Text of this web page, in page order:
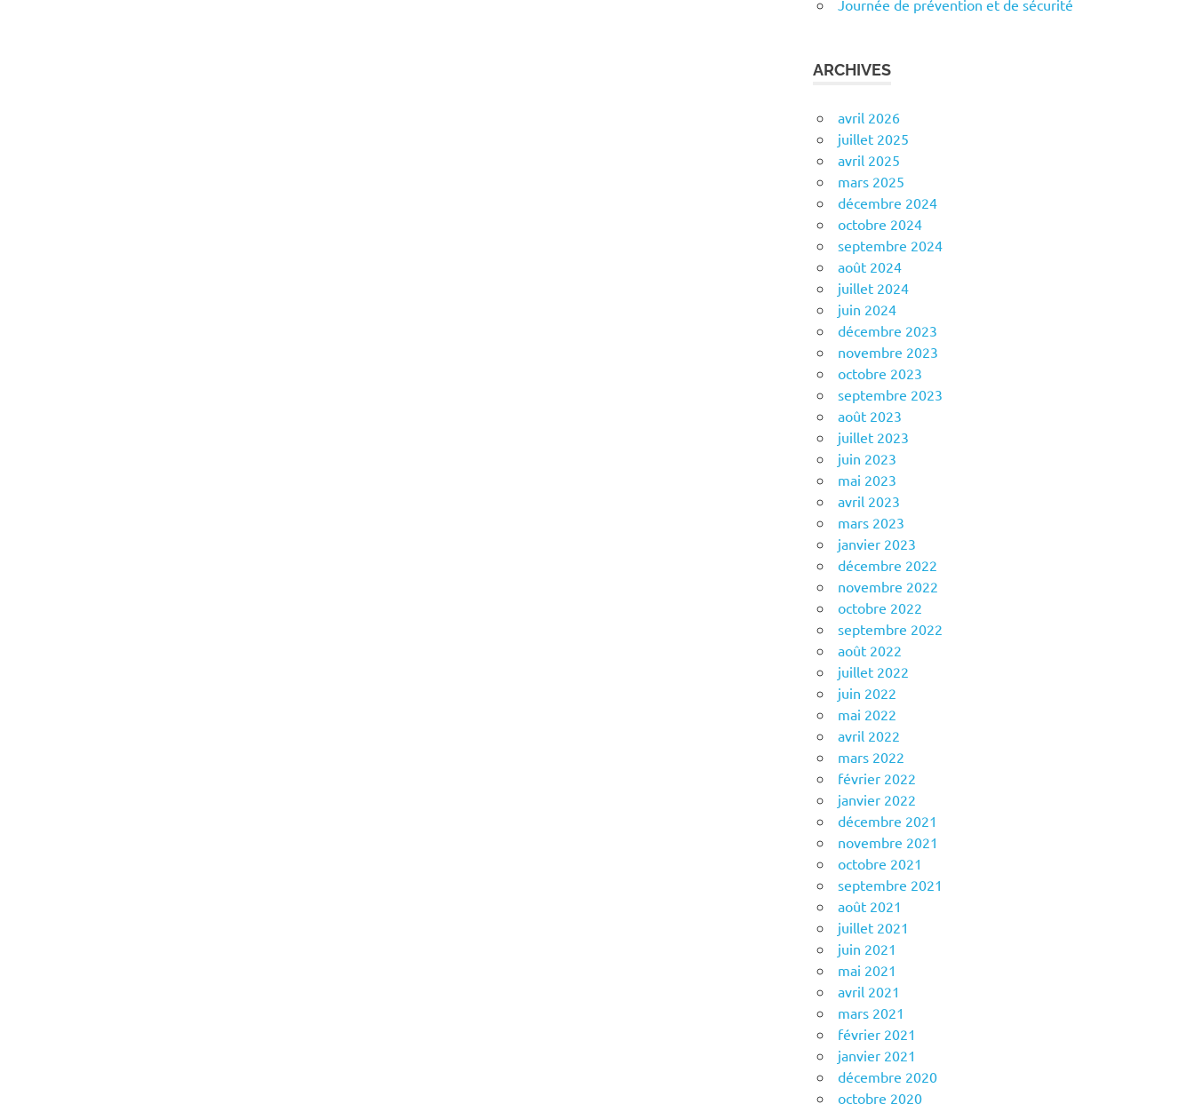
Journée de prévention et de sécurité
ARCHIVES
avril 2026
juillet 2025
avril 2025
mars 2025
décembre 2024
octobre 2024
septembre 2024
août 2024
juillet 2024
juin 2024
décembre 2023
novembre 2023
octobre 2023
septembre 2023
août 2023
juillet 2023
juin 2023
mai 2023
avril 2023
mars 2023
janvier 2023
décembre 2022
novembre 2022
octobre 2022
septembre 2022
août 2022
juillet 2022
juin 2022
mai 2022
avril 2022
mars 2022
février 2022
janvier 2022
décembre 2021
novembre 2021
octobre 2021
septembre 2021
août 2021
juillet 2021
juin 2021
mai 2021
avril 2021
mars 2021
février 2021
janvier 2021
décembre 2020
octobre 2020